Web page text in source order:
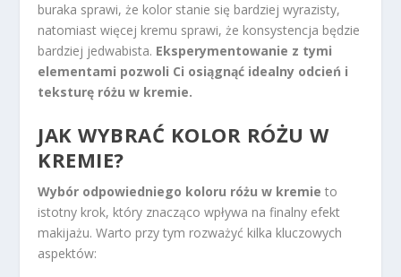
buraka sprawi, że kolor stanie się bardziej wyrazisty,
natomiast więcej kremu sprawi, że konsystencja będzie
bardziej jedwabista. Eksperymentowanie z tymi
elementami pozwoli Ci osiągnąć idealny odcień i
teksturę różu w kremie.
JAK WYBRAĆ KOLOR RÓŻU W
KREMIE?
Wybór odpowiedniego koloru różu w kremie to
istotny krok, który znacząco wpływa na finalny efekt
makijażu. Warto przy tym rozważyć kilka kluczowych
aspektów: